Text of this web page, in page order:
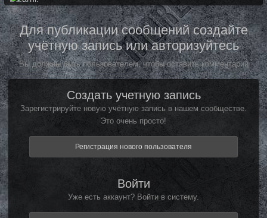
Для публикации сообщений создайте
учётную запись или авторизуйтесь
Вы должны быть пользователем, чтобы оставить комментарий
Создать учетную запись
Зарегистрируйте новую учётную запись в нашем сообществе.
Это очень просто!
Регистрация нового пользователя
Войти
Уже есть аккаунт? Войти в систему.